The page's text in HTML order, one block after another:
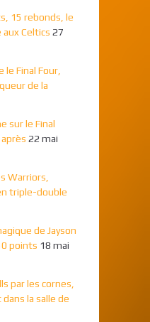
15 rebonds, le
aux Celtics 27
le Final Four,
de la
sur le Final
22 mai
Warriors,
triple-double
de Jayson
points 18 mai
par les cornes,
la salle de